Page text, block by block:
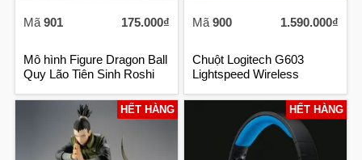
Mã 901 175.000₫
Mô hình Figure Dragon Ball
Quy Lão Tiên Sinh Roshi
Mã 900 1.590.000₫
Chuột Logitech G603
Lightspeed Wireless
HẾT HÀNG HẾT HÀNG